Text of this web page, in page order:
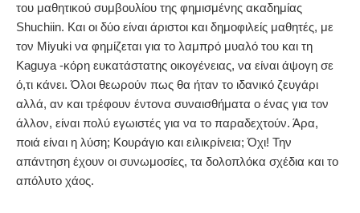
του μαθητικού συμβουλίου της φημισμένης ακαδημίας
Shuchiin. Και οι δύο είναι άριστοι και δημοφιλείς μαθητές, με
τον Miyuki να φημίζεται για το λαμπρό μυαλό του και τη
Kaguya -κόρη ευκατάστατης οικογένειας, να είναι άψογη σε
ό,τι κάνει. Όλοι θεωρούν πως θα ήταν το ιδανικό ζευγάρι
αλλά, αν και τρέφουν έντονα συναισθήματα ο ένας για τον
άλλον, είναι πολύ εγωιστές για να το παραδεχτούν. Άρα,
ποιά είναι η λύση; Κουράγιο και ειλικρίνεια; Όχι! Την
απάντηση έχουν οι συνωμοσίες, τα δολοπλόκα σχέδια και το
απόλυτο χάος.